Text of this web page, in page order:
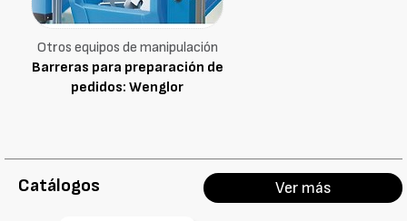
Otros equipos de manipulación
Barreras para preparación de
pedidos: Wenglor
Catálogos Ver más